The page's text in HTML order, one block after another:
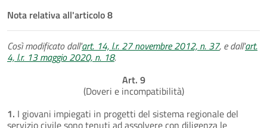
Nota relativa all'articolo 8
Così modificato dall'art. 14, l.r. 27 novembre 2012, n. 37, e dall'art.
4, l.r. 13 maggio 2020, n. 18.
Art. 9
(Doveri e incompatibilità)
1. I giovani impiegati in progetti del sistema regionale del
servizio civile sono tenuti ad assolvere con diligenza le